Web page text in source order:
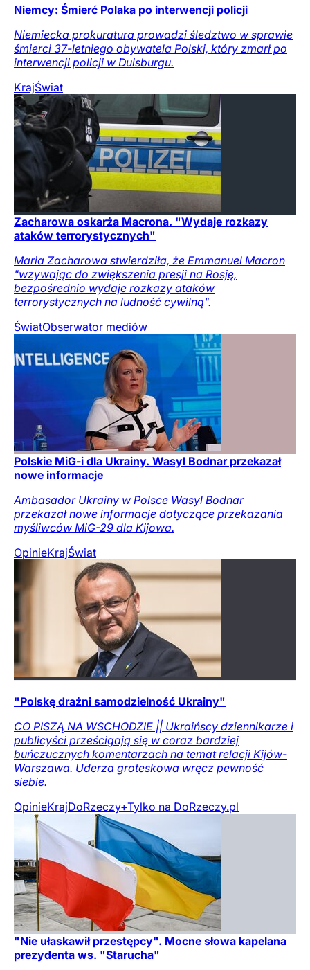
Niemcy: Śmierć Polaka po interwencji policji
Niemiecka prokuratura prowadzi śledztwo w sprawie
śmierci 37-letniego obywatela Polski, który zmarł po
interwencji policji w Duisburgu.
KrajŚwiat
Zacharowa oskarża Macrona. "Wydaje rozkazy
ataków terrorystycznych"
Maria Zacharowa stwierdziła, że Emmanuel Macron
"wzywając do zwiększenia presji na Rosję,
bezpośrednio wydaje rozkazy ataków
terrorystycznych na ludność cywilną".
ŚwiatObserwator mediów
Polskie MiG-i dla Ukrainy. Wasyl Bodnar przekazał
nowe informacje
Ambasador Ukrainy w Polsce Wasyl Bodnar
przekazał nowe informacje dotyczące przekazania
myśliwców MiG-29 dla Kijowa.
OpinieKrajŚwiat
"Polskę drażni samodzielność Ukrainy"
CO PISZĄ NA WSCHODZIE || Ukraińscy dziennikarze i
publicyści prześcigają się w coraz bardziej
buńczucznych komentarzach na temat relacji Kijów-
Warszawa. Uderza groteskowa wręcz pewność
siebie.
OpinieKrajDoRzeczy+Tylko na DoRzeczy.pl
"Nie ułaskawił przestępcy". Mocne słowa kapelana
prezydenta ws. "Starucha"